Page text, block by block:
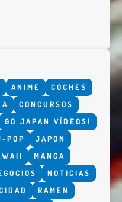
ANIME
COCHES
CONCURSOS
GO JAPAN VÍDEOS!
POP
JAPON
MANGA
NOTICIAS
RAMEN